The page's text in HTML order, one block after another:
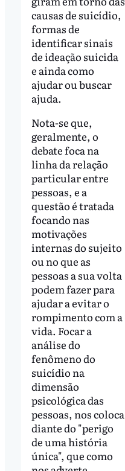
causas de suicídio,
formas de
identificar sinais
de ideação suicida
e ainda como
ajudar ou buscar
ajuda.
Nota-se que,
geralmente, o
debate foca na
linha da relação
particular entre
pessoas, e a
questão é tratada
focando nas
motivações
internas do sujeito
ou no que as
pessoas a sua volta
podem fazer para
ajudar a evitar o
rompimento com a
vida. Focar a
análise do
fenômeno do
suicídio na
dimensão
psicológica das
pessoas, nos coloca
diante do "perigo
de uma história
única", que como